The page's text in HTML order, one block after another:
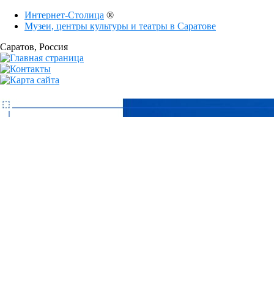
Интернет-Столица ®
Музеи, центры культуры и театры в Саратове
Саратов, Россия